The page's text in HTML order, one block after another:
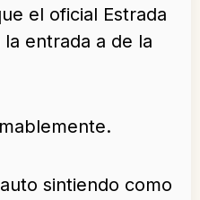
el oficial Estrada
entrada a de la
sintiendo como